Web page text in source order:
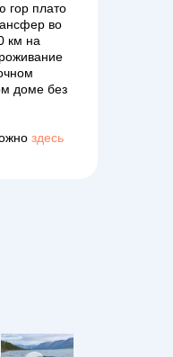
гор плато
во
км на
доме без
здесь